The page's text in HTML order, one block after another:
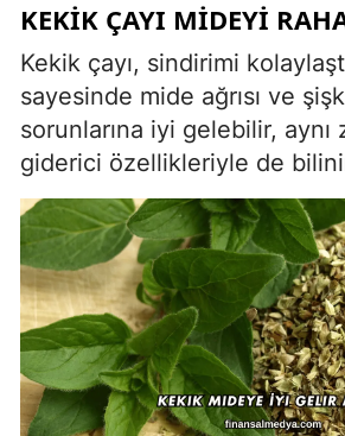
KEKIK ÇAYI MIDEYI
Kekik çayı, sindirimi
sayesinde mide ağrısı ve
sorunlarına iyi gelebilir, aynı
giderici özellikleriyle de